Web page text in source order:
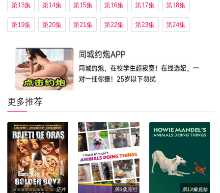
第13集 第14集 第15集 第16集 第17集 第18集
第19集 第20集 第21集 第22集 第23集 第24集
更多推荐
正片 第6集完结 第13集完结